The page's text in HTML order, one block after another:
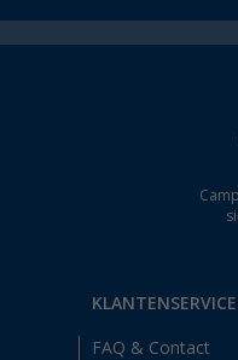
KLANTENSERVICE
FAQ & Contact